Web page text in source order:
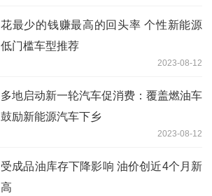
花最少的钱赚最高的回头率 个性新能源
低门槛车型推荐
2023-08-12
多地启动新一轮汽车促消费：覆盖燃油车
鼓励新能源汽车下乡
2023-08-12
受成品油库存下降影响 油价创近4个月新
高